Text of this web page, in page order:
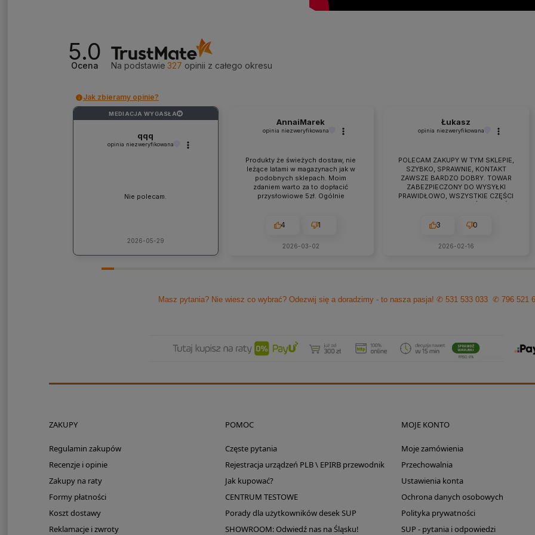
5.0
Ocena Na podstawie 327 opinii z całego okresu
Jak zbieramy opinie?
MEDIACJA WYGASŁA ?
qqq
opinia niezweryfikowana
Nie polecam.
2026-05-29
AnnaiMarek
opinia niezweryfikowana
Produkty że świeżych dostaw, nie
leżące latami w magazynach jak w
podobnych sklepach. Moim
zdaniem warto za to dopłacić
przysłowiowe 5zł. Ogólnie
jakieś problemy zawsze można
liczyć na szybką pomoc czy
Polecam z czystym sumieniem!
4 1
2026-03-02
Łukasz
opinia niezweryfikowana
POLECAM ZAKUPY W TYM SKLEPIE,
SZYBKO, SPRAWNIE, KONTAKT
ZAWSZE BARDZO DOBRY. TOWAR
ZABEZPIECZONY DO WYSYŁKI
PRAWIDŁOWO, WSZYSTKIE CZĘŚCI
BYŁY W ZESTAWIE. jEŻELI KTOŚ
WARTO TUTAJ
3 0
2026-02-16
Masz pytania? Nie wiesz co wybrać? Odezwij się a doradzimy - to nasza pasja!✆ 531 533 033 ✆ 796 521
ZAKUPY
Regulamin zakupów
Recenzje i opinie
Zakupy na raty
Formy płatności
Koszt dostawy
Reklamacje i zwroty
POMOC
Częste pytania
Rejestracja urządzeń PLB \ EPIRB przewodnik
Jak kupować?
CENTRUM TESTOWE
Porady dla użytkowników desek SUP
SHOWROOM: Odwiedź nas na Śląsku!
MOJE KONTO
Moje zamówienia
Przechowalnia
Ustawienia konta
Ochrona danych osobowych
Polityka prywatności
SUP - pytania i odpowiedzi